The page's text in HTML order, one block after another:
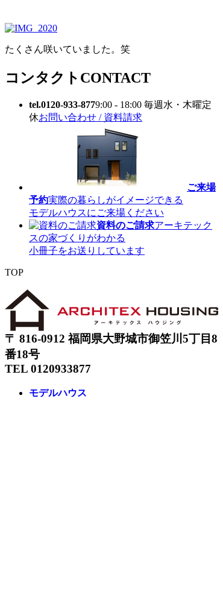
たくさん咲いていました。笑
コンタクト CONTACT
tel.0120-933-8779:00 - 18:00 毎週水・木曜定
休お問い合わせ / 資料請求
ご来場
予約実際の暮らしがイメージできる
モデルハウスにご来場ください
資料のご請求アーキテック
スの家づくりがわかる
小冊子をお送りしています
TOP
〒 816-0912 福岡県大野城市御笠川5丁目8
番18号
TEL 0120933877
モデルハウス